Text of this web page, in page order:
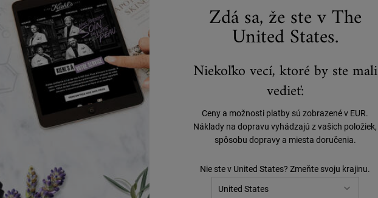
Tento produkt zatiaľ nemá žiadne recenzie v slovenskom jazyku.
Buďte prvý/á, kto napíše recenziu na tento produkt
Zdá sa, že ste v The
United States.
Niekoľko vecí, ktoré by ste mali
vedieť:
Ceny a možnosti platby sú zobrazené v EUR.
Náklady na dopravu vyhádzajú z vašich položiek,
spôsobu dopravy a miesta doručenia.
Nie ste v United States? Zmeňte svoju krajinu.